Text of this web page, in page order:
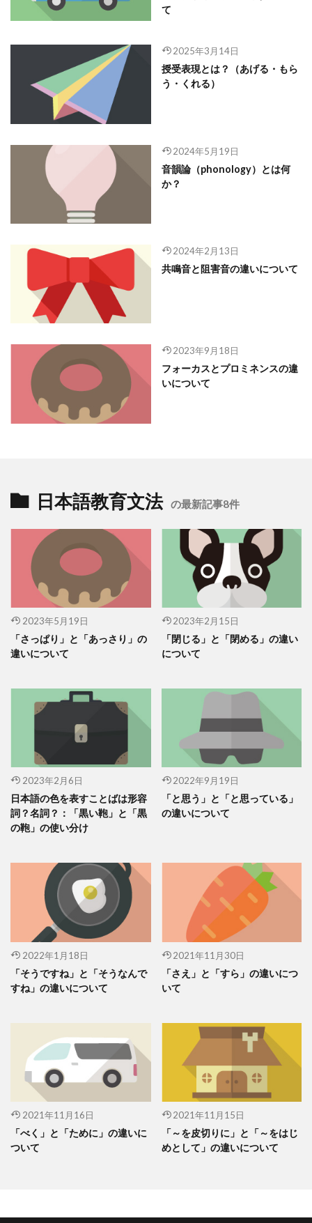
て
2025年3月14日
授受表現とは？（あげる・もら
う・くれる）
2024年5月19日
音韻論（phonology）とは何
か？
2024年2月13日
共鳴音と阻害音の違いについて
2023年9月18日
フォーカスとプロミネンスの違
いについて
日本語教育文法 の最新記事8件
2023年5月19日
「さっぱり」と「あっさり」の
違いについて
2023年2月15日
「閉じる」と「閉める」の違い
について
2023年2月6日
日本語の色を表すことばは形容
詞？名詞？：「黒い鞄」と「黒
の鞄」の使い分け
2022年9月19日
「と思う」と「と思っている」
の違いについて
2022年1月18日
「そうですね」と「そうなんで
すね」の違いについて
2021年11月30日
「さえ」と「すら」の違いにつ
いて
2021年11月16日
「べく」と「ために」の違いに
ついて
2021年11月15日
「～を皮切りに」と「～をはじ
めとして」の違いについて